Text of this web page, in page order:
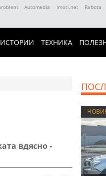
Automedia Imoti.net Rabota
ИСТОРИИ ТЕХНИКА
вдясно -